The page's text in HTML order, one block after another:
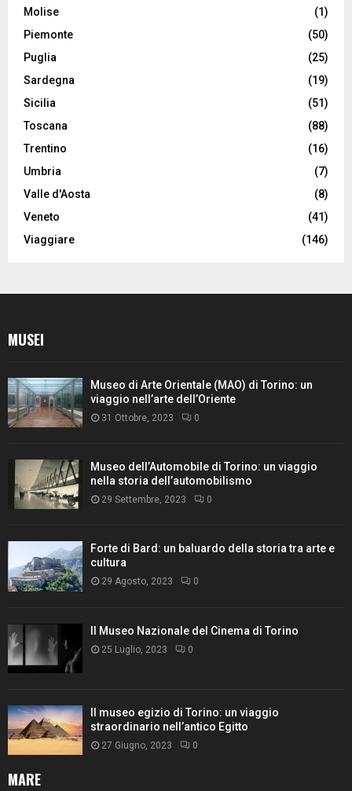
Molise
(1)
Piemonte
(50)
Puglia
(25)
Sardegna
(19)
Sicilia
(51)
Toscana
(88)
Trentino
(16)
Umbria
(7)
Valle d'Aosta
(8)
Veneto
(41)
Viaggiare
(146)
MUSEI
Museo di Arte Orientale (MAO) di Torino: un
viaggio nell’arte dell’Oriente
31 Ottobre, 2023 0
Museo dell’Automobile di Torino: un viaggio
nella storia dell’automobilismo
29 Settembre, 2023 0
Forte di Bard: un baluardo della storia tra arte e
cultura
29 Agosto, 2023 0
Il Museo Nazionale del Cinema di Torino
25 Luglio, 2023 0
Il museo egizio di Torino: un viaggio
straordinario nell’antico Egitto
27 Giugno, 2023 0
MARE